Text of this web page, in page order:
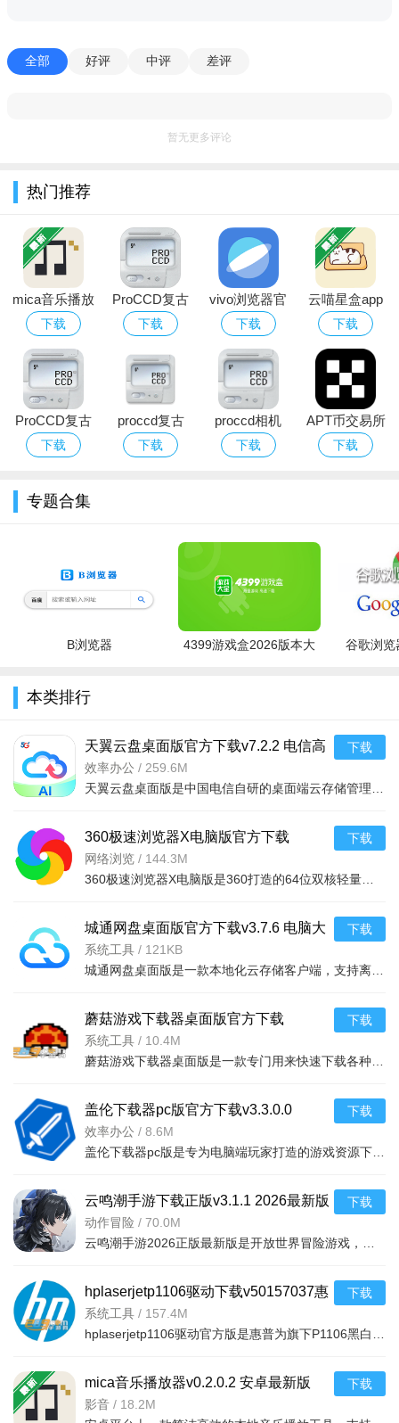
软件功能
1、付款功能：可直接在线使用支付宝，微信等支付工具
2、退款功能：当自己买到不满意的商品时可随时进行退款
3、查看功能：可随时查看相应商品的详细信息，商品浏览方
4、收藏功能：随时随地可以收藏品，方便更好的购物
5、在线选购：直接查看自己喜欢的商品信息，购买自己喜欢
的商品
软件亮点
常的优质
3、诸多缤纷豪礼任你享受，诸多购物乐趣享不停，非常的实
用
4、美宝推广客，可以利用闲暇时间赚钱的app
全部 好评 中评 差评
暂无更多评论
热门推荐
mica音乐播放
器
下载
ProCCD复古
CCD相机app
2026最新版
下载
vivo浏览器官
方正版下载
2026最新版
下载
云喵星盒app
下载
ProCCD复古
CCD相机app
版
下载
proccd复古
ccd相机app最
下载
proccd相机
app安卓下载
下载
APT币交易所
官方最新app
下载
专题合集
B浏览器
4399游戏盒2026版本大
谷歌浏览
本类排行
天翼云盘桌面版官方下载v7.2.2 电信高
速多端同步Windows云存储客户端
效率办公 / 259.6M
下载
360极速浏览器X电脑版官方下载
v23.1.1233.64 64位双核低内存
Windows高速浏览器
网络浏览 / 144.3M
下载
城通网盘桌面版官方下载v3.7.6 电脑大
文件云存储分享软件正
系统工具 / 121KB
下载
蘑菇游戏下载器桌面版官方下载
v6.4.0.1 PcStory单机网游P2P高速下载
系统工具 / 10.4M
下载
盖伦下载器pc版官方下载v3.3.0.0
Steam单机游戏P2P高速下载
效率办公 / 8.6M
下载
云鸣潮手游下载正版v3.1.1 2026最新版
本
动作冒险 / 70.0M
下载
hplaserjetp1106驱动下载v50157037惠
普官方打印机
系统工具 / 157.4M
下载
mica音乐播放器v0.2.0.2 安卓最新版
影音 / 18.2M
下载